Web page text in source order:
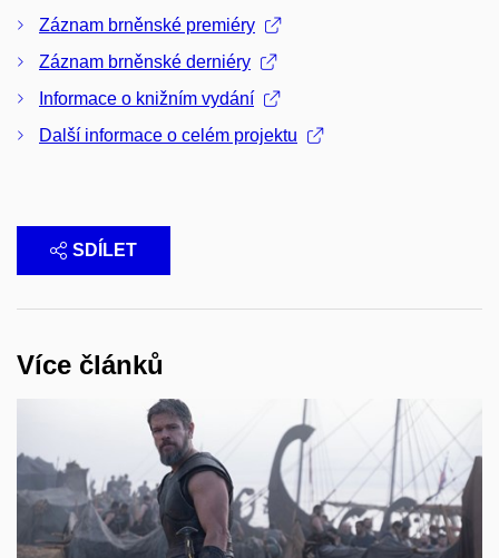
Záznam brněnské premiéry
Záznam brněnské derniéry
Informace o knižním vydání
Další informace o celém projektu
SDÍLET
Více článků